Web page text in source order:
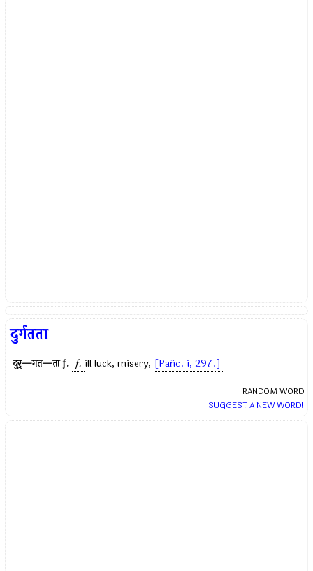
दुर्गतता
दुर्—गत—ताf. f. ill luck, misery, [Pañc. i, 297.]
RANDOM WORD
SUGGEST A NEW WORD!